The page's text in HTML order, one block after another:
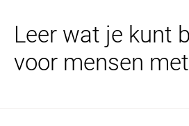
Leer wat je kunt